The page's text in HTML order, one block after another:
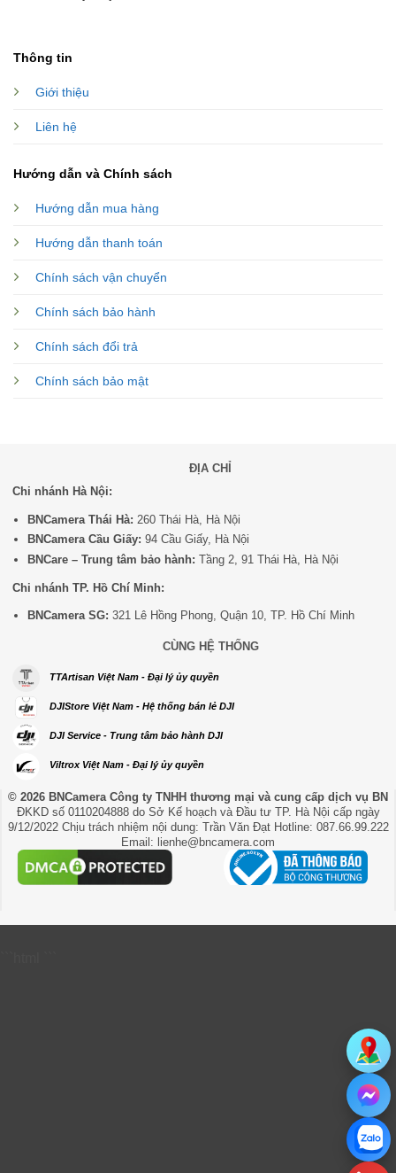
Thông tin
Giới thiệu
Liên hệ
Hướng dẫn và Chính sách
Hướng dẫn mua hàng
Hướng dẫn thanh toán
Chính sách vận chuyển
Chính sách bảo hành
Chính sách đổi trả
Chính sách bảo mật
ĐỊA CHỈ
Chi nhánh Hà Nội:
BNCamera Thái Hà: 260 Thái Hà, Hà Nội
BNCamera Cầu Giấy: 94 Cầu Giấy, Hà Nội
BNCare – Trung tâm bảo hành: Tầng 2, 91 Thái Hà, Hà Nội
Chi nhánh TP. Hồ Chí Minh:
BNCamera SG: 321 Lê Hồng Phong, Quận 10, TP. Hồ Chí Minh
CÙNG HỆ THỐNG
TTArtisan Việt Nam - Đại lý ủy quyền
DJIStore Việt Nam - Hệ thống bán lẻ DJI
DJI Service - Trung tâm bảo hành DJI
Viltrox Việt Nam - Đại lý ủy quyền
© 2026 BNCamera Công ty TNHH thương mại và cung cấp dịch vụ BN
ĐKKD số 0110204888 do Sở Kế hoạch và Đầu tư TP. Hà Nội cấp ngày
9/12/2022 Chịu trách nhiệm nội dung: Trần Văn Đạt Hotline: 087.66.99.222
Email: lienhe@bncamera.com